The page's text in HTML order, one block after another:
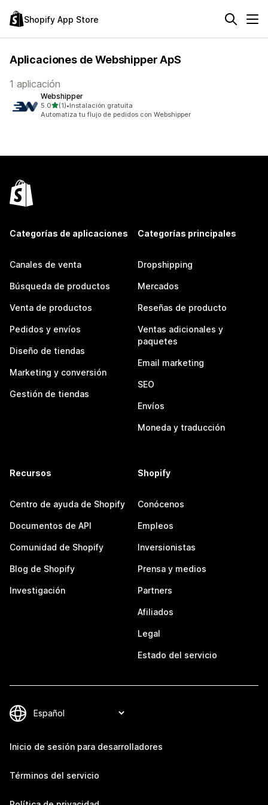
Shopify App Store
Aplicaciones de Webshipper ApS
1 aplicación
Webshipper
5.0de 5 estrellas
(1)
1 reseñas en total
•Instalación gratuita
Automatiza tu flujo de pedidos con Webshipper
Categorías de aplicaciones
Canales de venta
Búsqueda de productos
Venta de productos
Pedidos y envíos
Diseño de tiendas
Marketing y conversión
Gestión de tiendas
Categorías principales
Dropshipping
Mercados
Reseñas de producto
Ventas adicionales y
paquetes
Email marketing
SEO
Envíos
Moneda y traducción
Recursos
Centro de ayuda de Shopify
Documentos de API
Comunidad de Shopify
Blog de Shopify
Investigación
Shopify
Conócenos
Empleos
Inversionistas
Prensa y medios
Partners
Afiliados
Legal
Estado del servicio
Inicio de sesión para desarrolladores
Términos del servicio